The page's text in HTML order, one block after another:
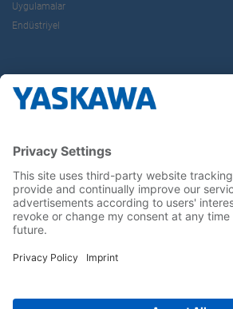
Uygulamalar
Endüstriyel
Kariyer
Bizi sosyal medyadan takip edin..